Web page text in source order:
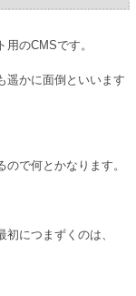
のCMSです。
遥かに面倒といいます
で何とかなります。
につまずくのは、